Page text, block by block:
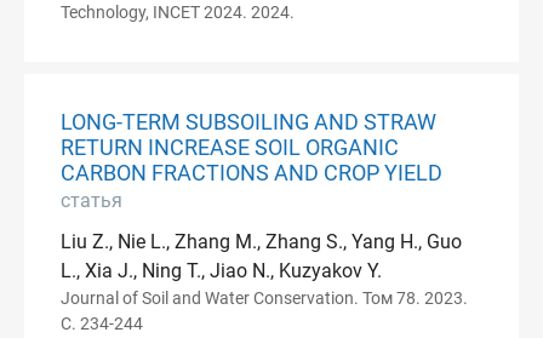
Technology, INCET 2024. 2024.
LONG-TERM SUBSOILING AND STRAW
RETURN INCREASE SOIL ORGANIC
CARBON FRACTIONS AND CROP YIELD
статья
Liu Z., Nie L., Zhang M., Zhang S., Yang H., Guo
L., Xia J., Ning T., Jiao N., Kuzyakov Y.
Journal of Soil and Water Conservation. Том 78. 2023.
С. 234-244